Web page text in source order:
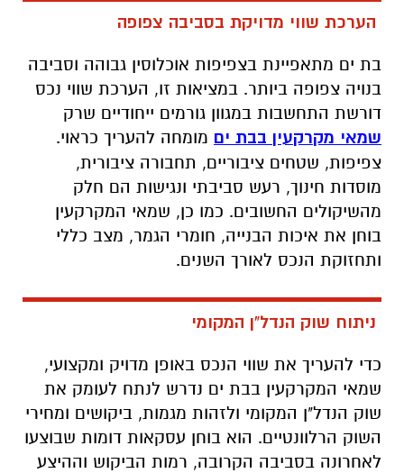
הערכת שווי מדויקת בסביבה צפופה
בת ים מתאפיינת בצפיפות אוכלוסין גבוהה וסביבה
בנויה צפופה ביותר. במציאות זו, הערכת שווי נכס
דורשת התחשבות במגוון גורמים ייחודיים שרק
שמאי מקרקעין בבת ים מומחה להעריך כראוי.
צפיפות, שטחים ציבוריים, תחבורה ציבורית,
מוסדות חינוך, רעש סביבתי ונגישות הם חלק
מהשיקולים החשובים. כמו כן, שמאי המקרקעין
בוחן את איכות הבנייה, חומרי הגמר, מצב כללי
ותחזוקת הנכס לאורך השנים.
ניתוח שוק הנדל"ן המקומי
כדי להעריך את שווי הנכס באופן מדויק ומקצועי,
שמאי המקרקעין בבת ים נדרש לנתח לעומק את
שוק הנדל"ן המקומי ולזהות מגמות, ביקושים ומחירי
השוק הרלוונטיים. הוא בוחן עסקאות דומות שבוצעו
לאחרונה בסביבה הקרובה, רמות הביקוש וההיצע